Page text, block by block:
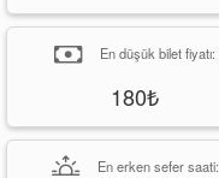
En düşük bilet fiyatı:
180₺
En erken sefer saati: